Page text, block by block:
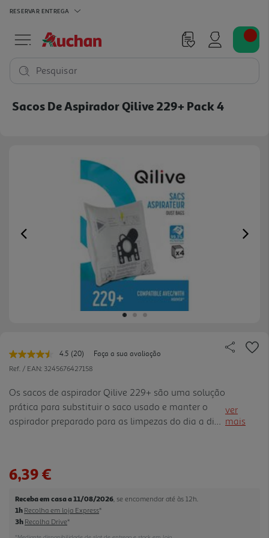
RESERVAR ENTREGA
Pesquisar
Sacos De Aspirador Qilive 229+ Pack 4
Previous
4.5 Leu
20
Link
para
a
mesma
página.
(20)
Faça a sua avaliação
Ref. / EAN: 3245676427158
Os sacos de aspirador Qilive 229+ são uma solução
prática para substituir o saco usado e manter o
aspirador preparado para as limpezas do dia a dia.
filtração de 99,3%, ajudam a reter o pó recolhido
utilização mais limpa e cómoda. O formato em
saco facilita a remoção quando está cheio e
ver
mais
6,39 €
Receba em casa a 11/08/2026 , se encomendar até às 12h.
1h Recolha em loja Express*
3h Recolha Drive*